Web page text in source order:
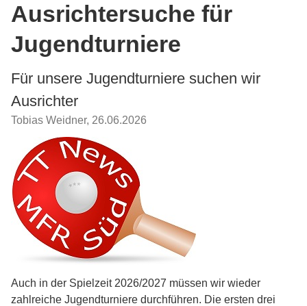
Ausrichtersuche für
Jugendturniere
Für unsere Jugendturniere suchen wir
Ausrichter
Tobias Weidner, 26.06.2026
Auch in der Spielzeit 2026/2027 müssen wir wieder
zahlreiche Jugendturniere durchführen. Die ersten drei